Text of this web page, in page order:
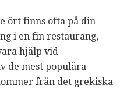
ört finns ofta på din
i en fin restaurang,
hjälp vid
de mest populära
från det grekiska